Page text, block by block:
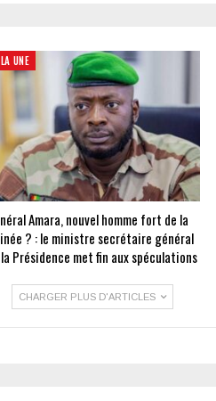
UNE
Amara, nouvel homme fort de la
? : le ministre secrétaire général
Présidence met fin aux spéculations
CHARGER PLUS D'ARTICLES